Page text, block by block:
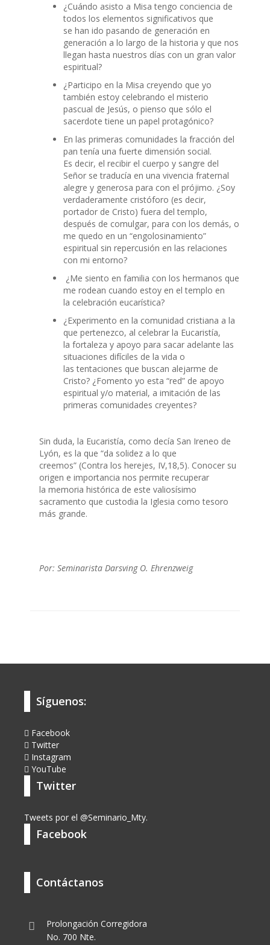
¿Cuándo asisto a Misa tengo conciencia de
todos los elementos significativos que
se han ido pasando de generación en
generación a lo largo de la historia y que nos
llegan hasta nuestros días con un gran valor
espiritual?
¿Participo en la Misa creyendo que yo
también estoy celebrando el misterio
pascual de Jesús, o pienso que sólo el
sacerdote tiene un papel protagónico?
En las primeras comunidades la fracción del
pan tenía una fuerte dimensión social.
Es decir, el recibir el cuerpo y sangre del
Señor se traducía en una vivencia fraternal
alegre y generosa para con el prójimo. ¿Soy
verdaderamente cristóforo (es decir,
portador de Cristo) fuera del templo,
después de comulgar, para con los demás, o
me quedo en un “engolosinamiento”
espiritual sin repercusión en las relaciones
con mi entorno?
¿Me siento en familia con los hermanos que
me rodean cuando estoy en el templo en
la celebración eucarística?
¿Experimento en la comunidad cristiana a la
que pertenezco, al celebrar la Eucaristía,
la fortaleza y apoyo para sacar adelante las
situaciones difíciles de la vida o
las tentaciones que buscan alejarme de
Cristo? ¿Fomento yo esta “red” de apoyo
espiritual y/o material, a imitación de las
primeras comunidades creyentes?
Sin duda, la Eucaristía, como decía San Ireneo de
Lyón, es la que “da solidez a lo que
creemos” (Contra los herejes, IV,18,5). Conocer su
origen e importancia nos permite recuperar
la memoria histórica de este valiosísimo
sacramento que custodia la Iglesia como tesoro
más grande.
Por: Seminarista Darsving O. Ehrenzweig
Síguenos:
Facebook
Twitter
Instagram
YouTube
Twitter
Tweets por el @Seminario_Mty.
Facebook
Contáctanos
Prolongación Corregidora
No. 700 Nte.